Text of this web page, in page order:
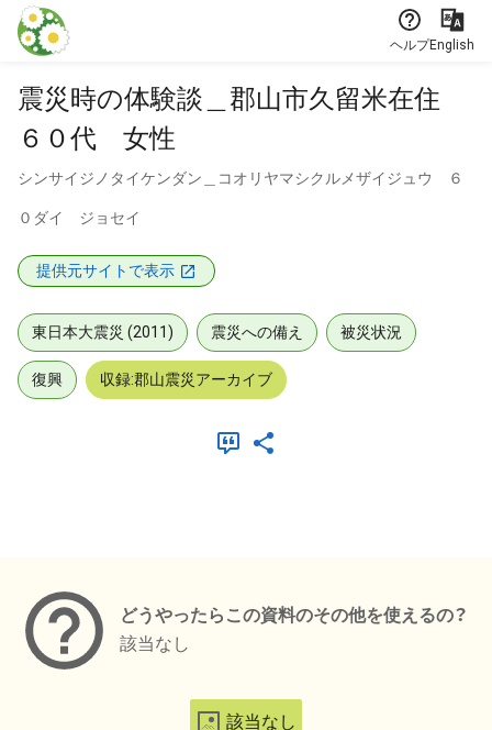
本文に飛ぶ
ヘルプEnglish
震災時の体験談＿郡山市久留米在住
６０代 女性
シンサイジノタイケンダン＿コオリヤマシクルメザイジュウ ６
０ダイ ジョセイ
提供元サイトで表示
東日本大震災 (2011) 震災への備え 被災状況
復興 収録:郡山震災アーカイブ
どうやったらこの資料のその他を使えるの？
該当なし
該当なし